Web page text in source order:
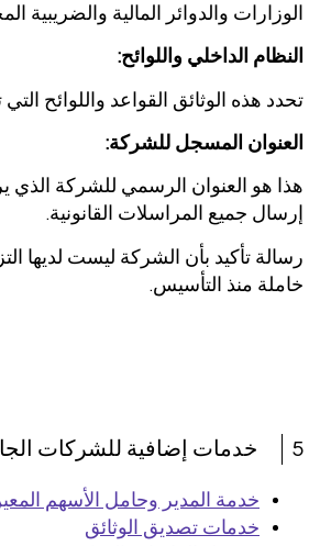
الوزارات والدوائر المالية والضريبية
النظام الداخلي واللوائح:
تحدد هذه الوثائق القواعد واللوائح
العنوان المسجل للشركة:
هذا هو العنوان الرسمي للشركة الذي
إرسال جميع المراسلات القانونية.
رسالة تأكيد بأن الشركة ليست لديها
خاملة منذ التأسيس.
5 خدمات إضافية للشركات
خدمة المدير وحامل الأسهم
خدمات تصديق الوثائق